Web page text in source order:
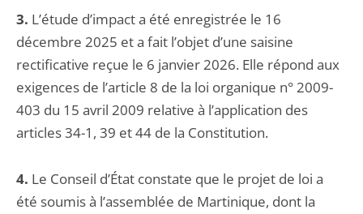
3. L’étude d’impact a été enregistrée le 16
décembre 2025 et a fait l’objet d’une saisine
rectificative reçue le 6 janvier 2026. Elle répond aux
exigences de l’article 8 de la loi organique n° 2009-
403 du 15 avril 2009 relative à l’application des
articles 34-1, 39 et 44 de la Constitution.
4. Le Conseil d’État constate que le projet de loi a
été soumis à l’assemblée de Martinique, dont la